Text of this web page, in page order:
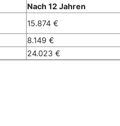
Nach 12 Jahren
15.874 €
8.149 €
24.023 €